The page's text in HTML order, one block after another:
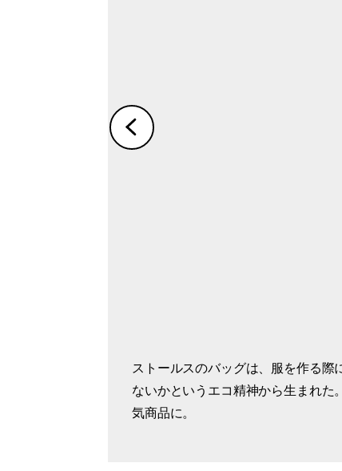
ストールスのバッグは、服を作る際
ないかというエコ精神から生まれた
気商品に。
ブランドのスタートとなった、洗濯
ザーのTシャツ。 革の持つ上質感が
勧め。
ストールス春夏の新作である帽子。
ィット感が抜群。 落ち着いたカラ
ントにも。